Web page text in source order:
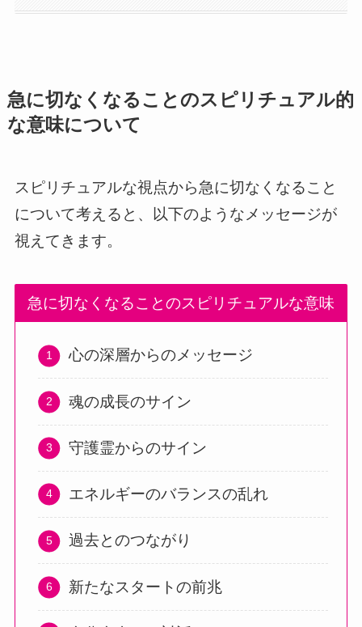
急に切なくなることのスピリチュアル的
な意味について
スピリチュアルな視点から急に切なくなること
について考えると、以下のようなメッセージが
視えてきます。
急に切なくなることのスピリチュアルな意味
心の深層からのメッセージ
魂の成長のサイン
守護霊からのサイン
エネルギーのバランスの乱れ
過去とのつながり
新たなスタートの前兆